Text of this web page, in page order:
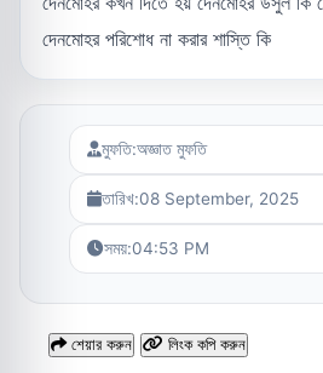
দেনমোহর পরিশোধ না করার শাস্তি কি
মুফতি:অজ্ঞাত মুফতি
তারিখ:08 September, 2025
সময়:04:53 PM
শেয়ার করুন লিংক কপি করুন